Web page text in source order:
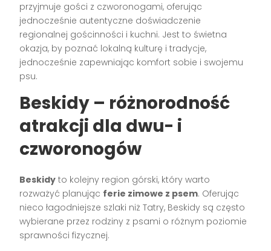
przyjmuje gości z czworonogami, oferując
jednocześnie autentyczne doświadczenie
regionalnej gościnności i kuchni. Jest to świetna
okazja, by poznać lokalną kulturę i tradycje,
jednocześnie zapewniając komfort sobie i swojemu
psu.
Beskidy – różnorodność
atrakcji dla dwu- i
czworonogów
Beskidy to kolejny region górski, który warto
rozważyć planując ferie zimowe z psem. Oferując
nieco łagodniejsze szlaki niż Tatry, Beskidy są często
wybierane przez rodziny z psami o różnym poziomie
sprawności fizycznej.